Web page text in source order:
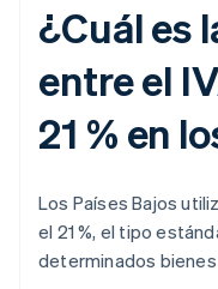
¿Cuál es
entre el
21 % en
Los Países Bajos
el 21 %, el tipo
determinados